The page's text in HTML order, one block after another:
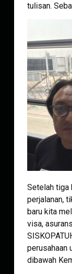
tulisan.
Setelah tiga
perjalanan,
baru kita
visa,
perusahaan
dibawah